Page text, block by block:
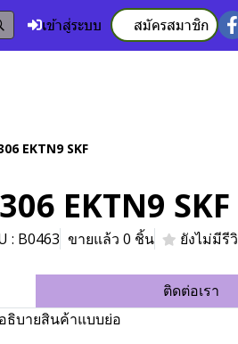
เข้าสู่ระบบ สมัครสมาชิก
EKTN9 SKF
EKTN9 SKF
: B0463 ขายแล้ว 0 ชิ้น ยังไม่มีรี
ติดต่อเรา
ธิบายสินค้าแบบย่อ